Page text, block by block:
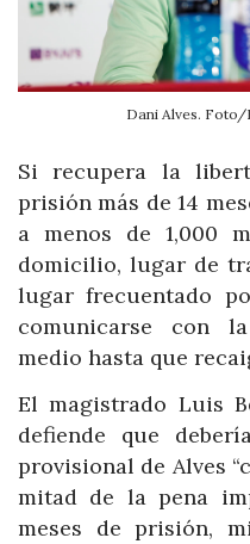
Dani Alves.
Si recupera la
prisión más de 14
a menos de 1,000
domicilio, lugar de
lugar frecuentado
comunicarse con
medio hasta que
El magistrado Luis
defiende que
provisional de Alves
mitad de la pena
meses de prisión,